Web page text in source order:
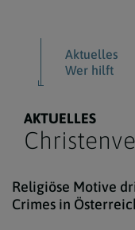
Aktuelles
Wer hilft
AKTUELLES
Religiöse Motive
Crimes in